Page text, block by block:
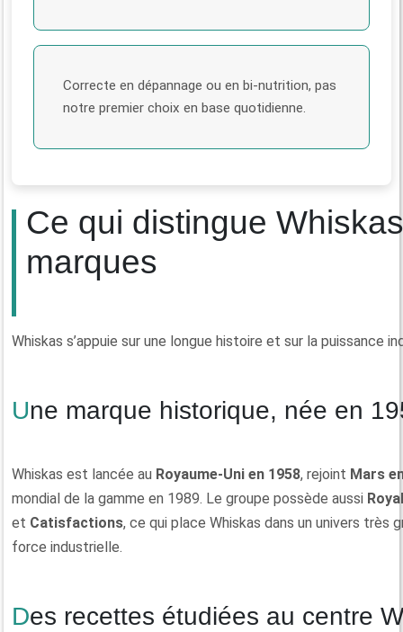
Correcte en dépannage ou en bi-nutrition, pas
notre premier choix en base quotidienne.
Ce qui distingue
marques
Whiskas s’appuie sur une longue histoire et sur la puissance
Une marque historique, née en
Whiskas est lancée au Royaume-Uni en 1958, rejoint Mars
mondial de la gamme en 1989. Le groupe possède aussi
et Catisfactions, ce qui place Whiskas dans un univers très
force industrielle.
Des recettes étudiées au centre